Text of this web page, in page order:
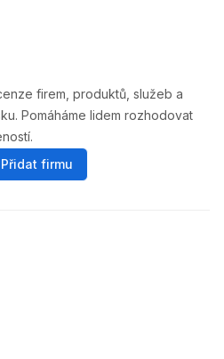
firem, produktů, služeb a
Pomáháme lidem rozhodovat
Přidat firmu